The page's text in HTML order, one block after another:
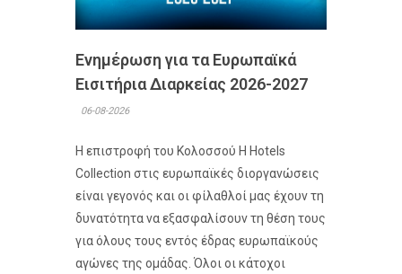
Ενημέρωση για τα Ευρωπαϊκά
Εισιτήρια Διαρκείας 2026-2027
06-08-2026
Η επιστροφή του Κολοσσού H Hotels
Collection στις ευρωπαϊκές διοργανώσεις
είναι γεγονός και οι φίλαθλοί μας έχουν τη
δυνατότητα να εξασφαλίσουν τη θέση τους
για όλους τους εντός έδρας ευρωπαϊκούς
αγώνες της ομάδας. Όλοι οι κάτοχοι